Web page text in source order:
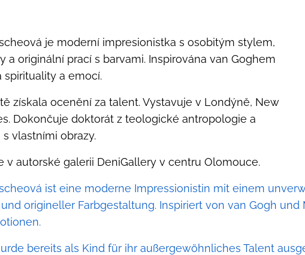
je moderní impresionistka s osobitým stylem,
a originální prací s barvami. Inspirována van Goghem
a emocí.
získala ocenění za talent. Vystavuje v Londýně, New
Dokončuje doktorát z teologické antropologie a
vlastními obrazy.
v autorské galerii DeniGallery v centru Olomouce.
ist eine moderne Impressionistin mit einem
origineller Farbgestaltung. Inspiriert von van Gogh und
bereits als Kind für ihr außergewöhnliches Talent